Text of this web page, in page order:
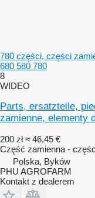
780 części, części
680 580 780
8
WIDEO
Parts, ersatzteile,
zamienne, elementy
200 zł ≈ 46,45 €
Część zamienna -
Polska, Byków
PHU AGROFARM
Kontakt z dealerem